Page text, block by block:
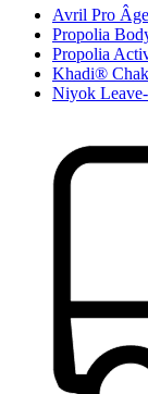
Avril Pro
Propolia
Propolia
Khadi®
Niyok